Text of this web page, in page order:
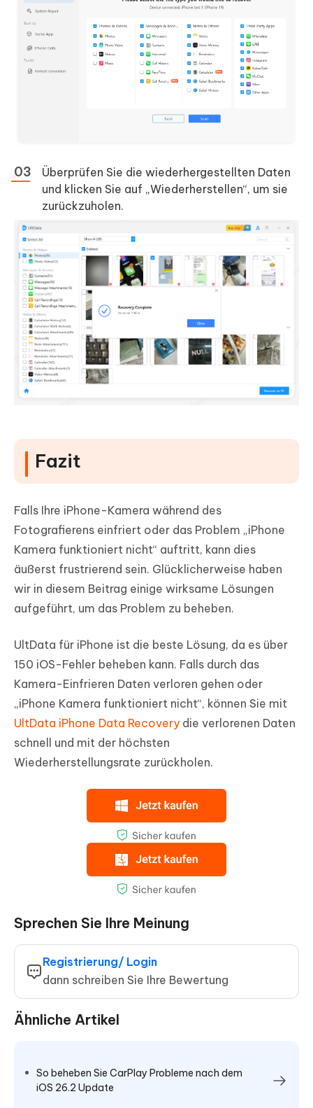
Überprüfen Sie die wiederhergestellten Daten
und klicken Sie auf „Wiederherstellen“, um sie
zurückzuholen.
Fazit
Falls Ihre iPhone-Kamera während des
Fotografierens einfriert oder das Problem „iPhone
Kamera funktioniert nicht“ auftritt, kann dies
äußerst frustrierend sein. Glücklicherweise haben
wir in diesem Beitrag einige wirksame Lösungen
aufgeführt, um das Problem zu beheben.
UltData für iPhone ist die beste Lösung, da es über
150 iOS-Fehler beheben kann. Falls durch das
Kamera-Einfrieren Daten verloren gehen oder
„iPhone Kamera funktioniert nicht“, können Sie mit
UltData iPhone Data Recovery die verlorenen Daten
schnell und mit der höchsten
Wiederherstellungsrate zurückholen.
Sprechen Sie Ihre Meinung
Registrierung/ Login
dann schreiben Sie Ihre Bewertung
Ähnliche Artikel
So beheben Sie CarPlay Probleme nach dem
iOS 26.2 Update